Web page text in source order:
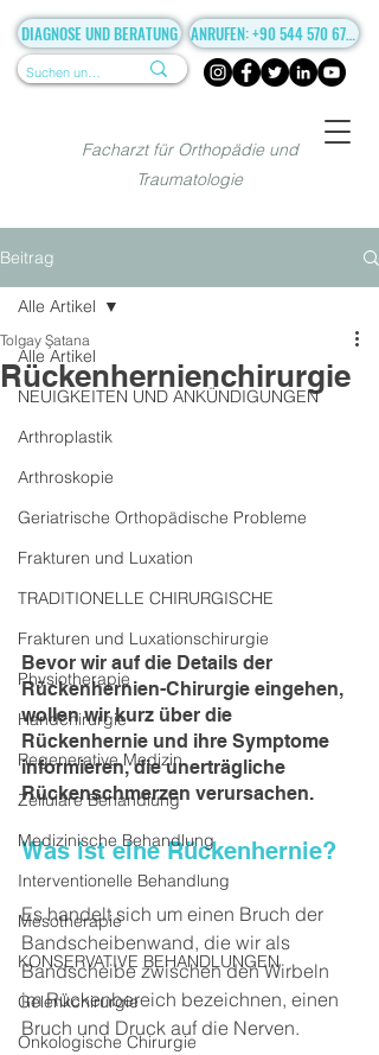
Facharzt für Orthopädie und
Traumatologie
DIAGNOSE UND BERATUNG ANRUFEN: +90 544 570 67 86
Beitrag
Alle Artikel
NEUIGKEITEN UND ANKÜNDIGUNGEN
Arthroplastik
Arthroskopie
Geriatrische Orthopädische Probleme
Frakturen und Luxation
TRADITIONELLE CHIRURGISCHE
Frakturen und Luxationschirurgie
Physiotherapie
Handchirurgie
Regenerative Medizin
Zelluläre Behandlung
Medizinische Behandlung
Interventionelle Behandlung
Mesotherapie
KONSERVATIVE BEHANDLUNGEN
Gelenkchirurgie
Onkologische Chirurgie
Alle Artikel
Rückenhernienchirurgie
Tolgay Şatana
Bevor wir auf die Details der
Rückenhernien-Chirurgie eingehen,
wollen wir kurz über die
Rückenhernie und ihre Symptome
informieren, die unerträgliche
Rückenschmerzen verursachen.
Was ist eine Rückenhernie?
Es handelt sich um einen Bruch der
Bandscheibenwand, die wir als
Bandscheibe zwischen den Wirbeln
im Rückenbereich bezeichnen, einen
Bruch und Druck auf die Nerven.